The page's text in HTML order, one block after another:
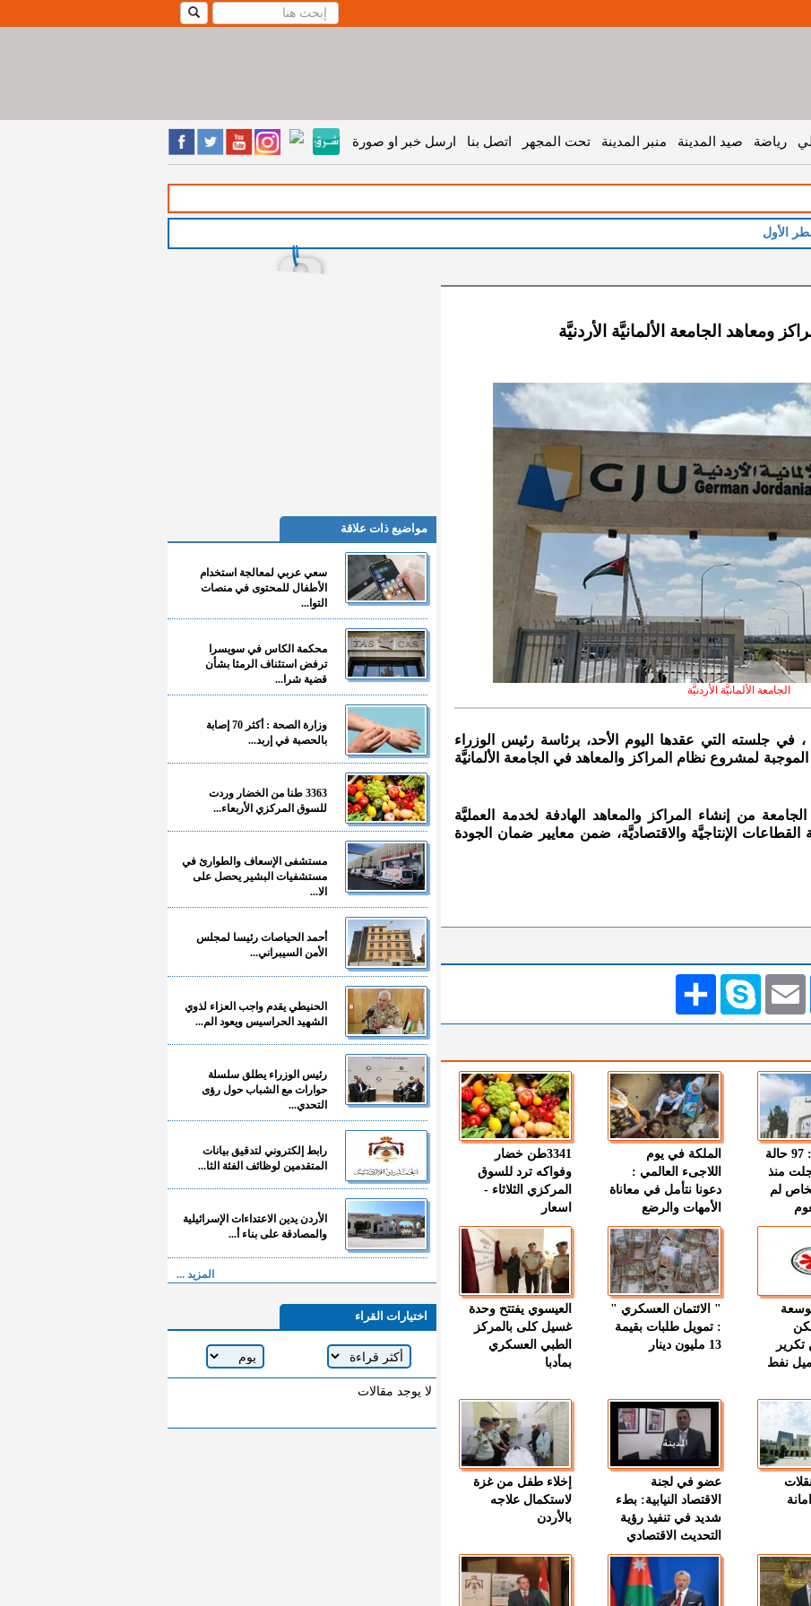
رياضة صيد المدينة منبر المدينة تحت المجهر اتصل بنا ارسل خبر او صورة
الأول
ومعاهد الجامعة الألمانيَّة الأردنيَّة
الجامعة الألمانيَّة الأردنيَّة
في جلسته التي عقدها اليوم الأحد، برئاسة رئيس الوزراء
لمشروع نظام المراكز والمعاهد في الجامعة الألمانيَّة
من إنشاء المراكز والمعاهد الهادفة لخدمة العمليَّة
القطاعات الإنتاجيَّة والاقتصاديَّة، ضمن معايير ضمان الجودة
انشر Skype Email
" الصحة " : 97 حالة
منذ
لم
الملكة في يوم
اللاجىء العالمي :
دعونا نتأمل في معاناة
الأمهات والرضع
3341طن خضار
وفواكه ترد للسوق
المركزي الثلاثاء -
اسعار
نفط
" الائتمان العسكري "
: تمويل طلبات بقيمة
13 مليون دينار
العيسوي يفتتح وحدة
غسيل كلى بالمركز
الطبي العسكري
بمأدبا
عضو في لجنة
الاقتصاد النيابية: بطء
شديد في تنفيذ رؤية
التحديث الاقتصادي
إخلاء طفل من غزة
لاستكمال علاجه
بالأردن
مواضيع ذات علاقة
سعي عربي لمعالجة استخدام
الأطفال للمحتوى في منصات
التوا...
محكمة الكاس في سويسرا
ترفض استئناف الرمثا بشأن
قضية شرا...
وزارة الصحة : أكثر 70 إصابة
بالحصبة في إربد...
3363 طنا من الخضار وردت
للسوق المركزي الأربعاء...
مستشفى الإسعاف والطوارئ في
مستشفيات البشير يحصل على
الا...
أحمد الحياصات رئيسا لمجلس
الأمن السيبراني...
الحنيطي يقدم واجب العزاء لذوي
الشهيد الحراسيس ويعود الم...
رئيس الوزراء يطلق سلسلة
حوارات مع الشباب حول رؤى
التحدي...
رابط إلكتروني لتدقيق بيانات
المتقدمين لوظائف الفئة الثا...
الأردن يدين الاعتداءات الإسرائيلية
والمصادقة على بناء أ...
المزيد ...
اختيارات القراء
لا يوجد مقالات